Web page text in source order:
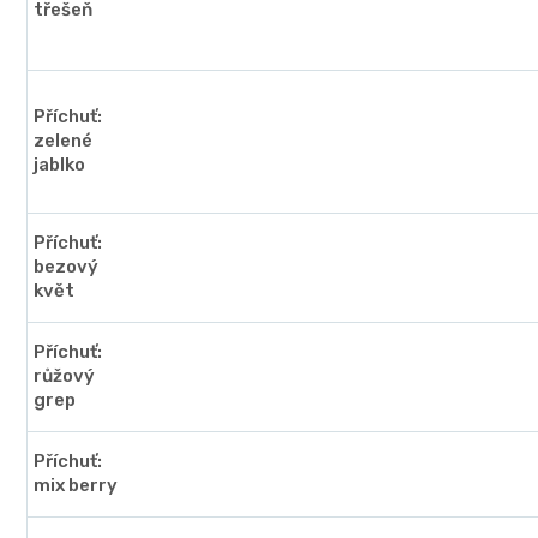
třešeň
Příchuť:
zelené
jablko
Příchuť:
bezový
květ
Příchuť:
růžový
grep
Příchuť:
mix berry